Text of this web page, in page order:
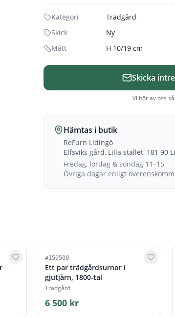
Kategori
Trädgård
Skick
Ny
Mått
H 10/19 cm
Skicka
Vi hör av oss
Hämtas i butik
ReFurn Lidingö
Elfsviks gård, Lilla stallet, 181 90
Fredag, lördag & söndag 11–15
Övriga dagar enligt
#159500
Ett par trädgårdsurnor i
gjutjärn, 1800-tal
Trädgård
6 500 kr